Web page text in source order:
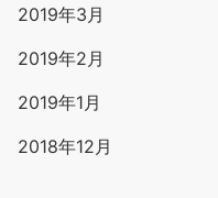
2019年3月
2019年2月
2019年1月
2018年12月